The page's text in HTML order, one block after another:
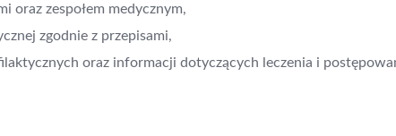
oraz zespołem medycznym,
zgodnie z przepisami,
oraz informacji dotyczących leczenia i